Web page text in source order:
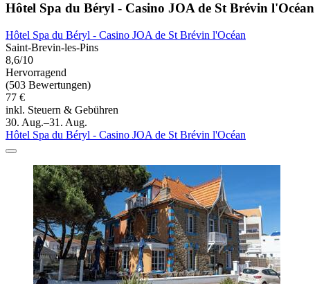
Hôtel Spa du Béryl - Casino JOA de St Brévin l'Océan
Hôtel Spa du Béryl - Casino JOA de St Brévin l'Océan
Saint-Brevin-les-Pins
8,6/10
Hervorragend
(503 Bewertungen)
77 €
inkl. Steuern & Gebühren
30. Aug.–31. Aug.
Hôtel Spa du Béryl - Casino JOA de St Brévin l'Océan